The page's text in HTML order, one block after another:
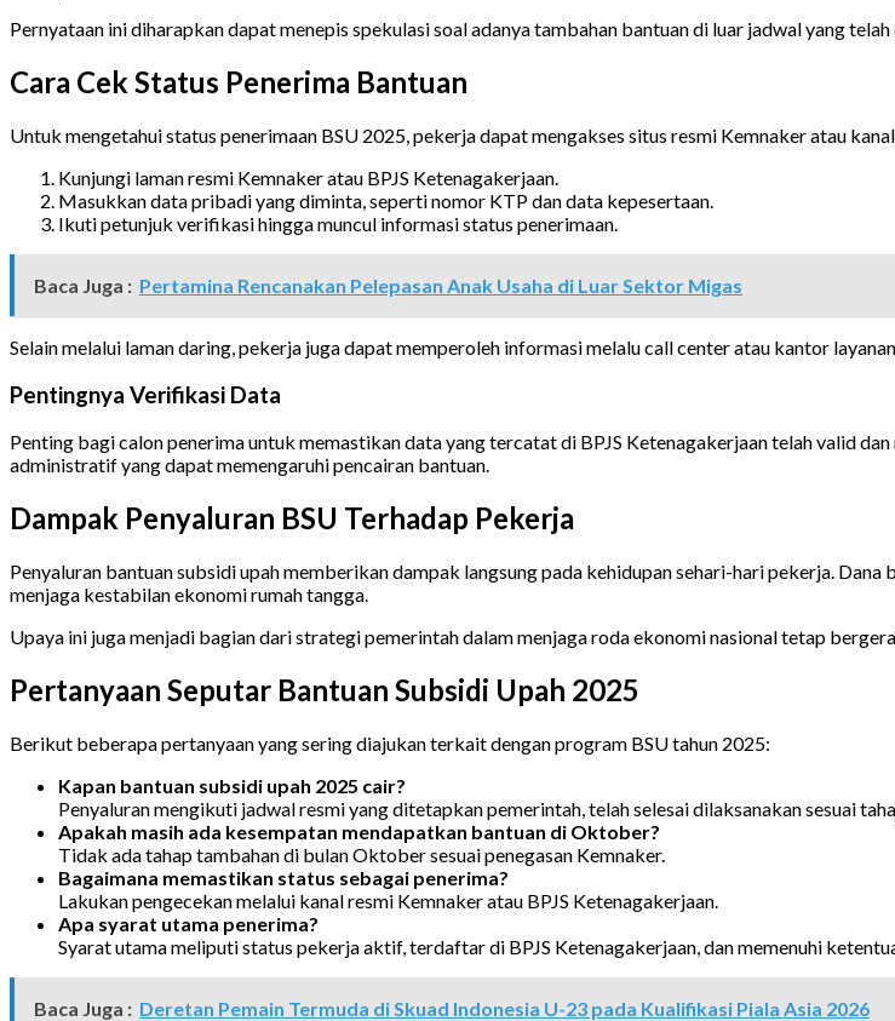
Pernyataan ini diharapkan dapat menepis spekulasi soal adanya tambahan bantuan di luar jadwal yang
Cara Cek Status Penerima Bantuan
Untuk mengetahui status penerimaan BSU 2025, pekerja dapat mengakses situs resmi Kemnaker atau
Kunjungi laman resmi Kemnaker atau BPJS Ketenagakerjaan.
Masukkan data pribadi yang diminta, seperti nomor KTP dan data kepesertaan.
Ikuti petunjuk verifikasi hingga muncul informasi status penerimaan.
Baca Juga : Pertamina Rencanakan Pelepasan Anak Usaha di Luar Sektor Migas
Selain melalui laman daring, pekerja juga dapat memperoleh informasi melalu call center atau kantor
Pentingnya Verifikasi Data
Penting bagi calon penerima untuk memastikan data yang tercatat di BPJS Ketenagakerjaan telah valid
administratif yang dapat memengaruhi pencairan bantuan.
Dampak Penyaluran BSU Terhadap Pekerja
Penyaluran bantuan subsidi upah memberikan dampak langsung pada kehidupan sehari-hari pekerja.
menjaga kestabilan ekonomi rumah tangga.
Upaya ini juga menjadi bagian dari strategi pemerintah dalam menjaga roda ekonomi nasional tetap
Pertanyaan Seputar Bantuan Subsidi Upah 2025
Berikut beberapa pertanyaan yang sering diajukan terkait dengan program BSU tahun 2025:
Kapan bantuan subsidi upah 2025 cair?
Penyaluran mengikuti jadwal resmi yang ditetapkan pemerintah, telah selesai dilaksanakan sesuai
Apakah masih ada kesempatan mendapatkan bantuan di Oktober?
Tidak ada tahap tambahan di bulan Oktober sesuai penegasan Kemnaker.
Bagaimana memastikan status sebagai penerima?
Lakukan pengecekan melalui kanal resmi Kemnaker atau BPJS Ketenagakerjaan.
Apa syarat utama penerima?
Syarat utama meliputi status pekerja aktif, terdaftar di BPJS Ketenagakerjaan, dan memenuhi
Baca Juga : Deretan Pemain Termuda di Skuad Indonesia U-23 pada Kualifikasi Piala Asia 2026